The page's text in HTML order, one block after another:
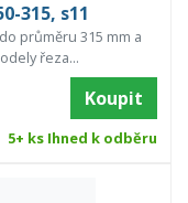
315, s11
průměru 315 mm a
řeza...
Koupit
5+ ks Ihned k odběru